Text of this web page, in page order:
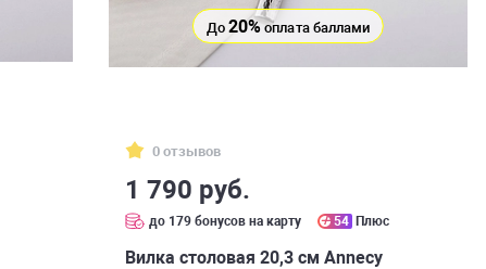
До20%оплата баллами
0 отзывов
1 790 руб.
до 179 бонусов на карту 54 Плюс
Вилка столовая 20,3 см Annecy